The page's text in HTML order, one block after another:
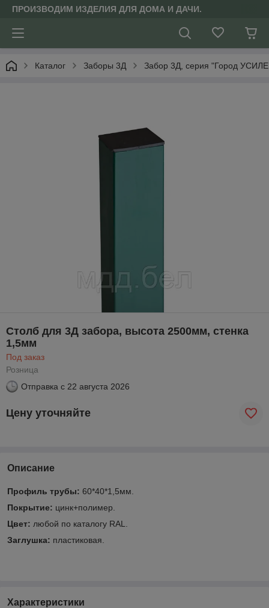
ПРОИЗВОДИМ ИЗДЕЛИЯ ДЛЯ ДОМА И ДАЧИ.
Каталог Заборы 3Д Забор 3Д, серия "Город
Столб для 3Д забора, высота 2500мм, стенка
1,5мм
Под заказ
Розница
Отправка с 22 августа 2026
Цену уточняйте
Описание
Профиль трубы: 60*40*1,5мм.
Покрытие: цинк+полимер.
Цвет: любой по каталогу RAL.
Заглушка: пластиковая.
Характеристики